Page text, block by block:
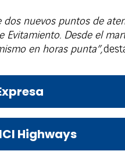
dos nuevos puntos de
Evitamiento. Desde el
en horas punta”,
Highways